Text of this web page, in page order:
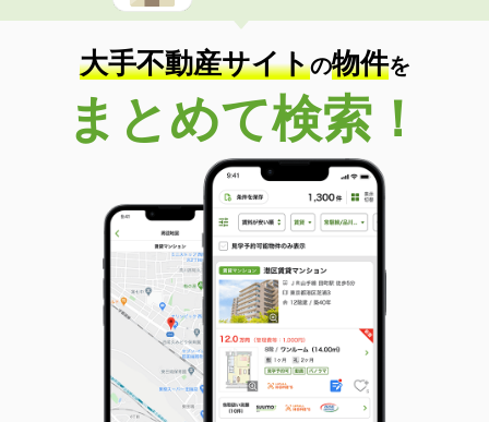
大手不動産サイトの物件を
まとめて検索！